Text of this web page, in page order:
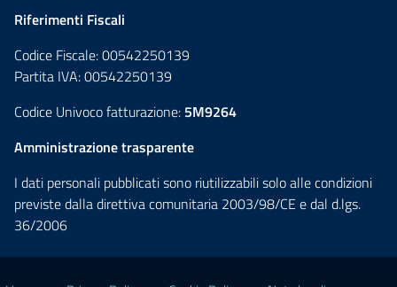
Riferimenti Fiscali
Codice Fiscale: 00542250139
Partita IVA: 00542250139
Codice Univoco fatturazione: 5M9264
Amministrazione trasparente
I dati personali pubblicati sono riutilizzabili solo alle condizioni
previste dalla direttiva comunitaria 2003/98/CE e dal d.lgs.
36/2006